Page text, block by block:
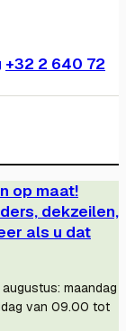
+32 2 640 72
op maat!
dekzeilen,
als u dat
maandag
van 09.00 tot